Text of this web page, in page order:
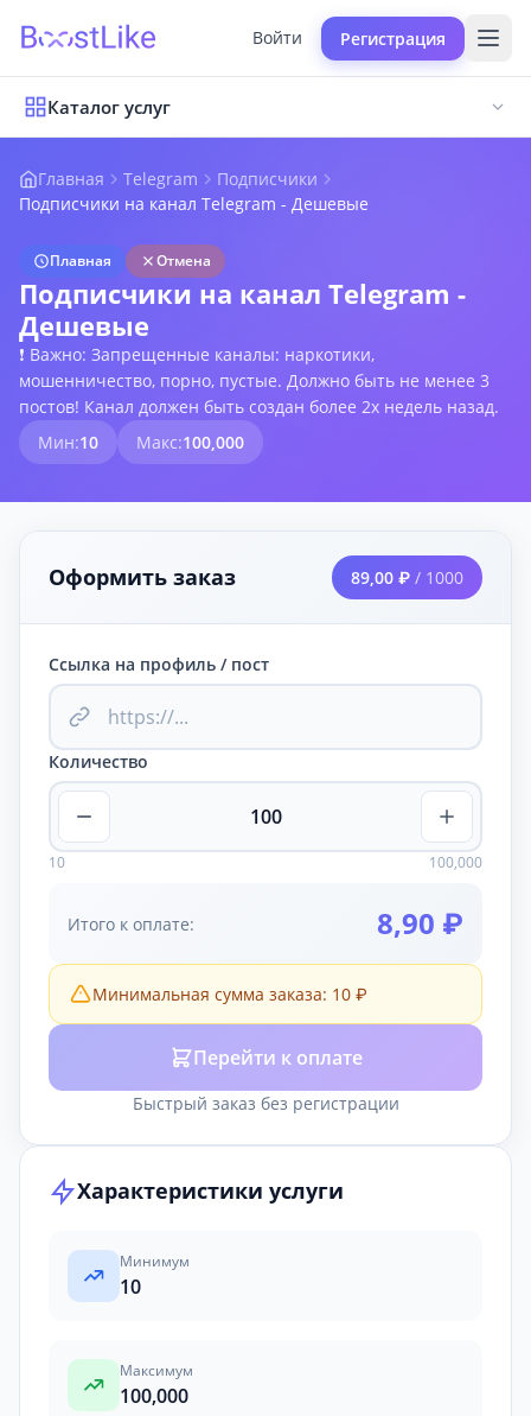
Войти Регистрация
Каталог услуг
Главная Telegram
Подписчики
Подписчики на канал Telegram - Дешевые
Плавная Отмена
Подписчики на канал Telegram -
Дешевые
❗ Важно: Запрещенные каналы: наркотики,
мошенничество, порно, пустые. Должно быть не менее 3
постов! Канал должен быть создан более 2х недель назад.
Мин:10 Макс:100,000
Оформить заказ 89,00 ₽ / 1000
Ссылка на профиль / пост
Количество
10 100,000
Итого к оплате: 8,90 ₽
Минимальная сумма заказа: 10 ₽
Перейти к оплате
Быстрый заказ без регистрации
Характеристики услуги
Минимум
10
Максимум
100,000